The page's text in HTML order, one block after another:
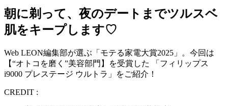
朝に剃って、夜のデートまでツルスベ
肌をキープします♡
Web LEON編集部が選ぶ「モテる家電大賞2025」。今回は
【“オトコを磨く”美容部門】を受賞した 「フィリップス
i9000 プレステージ ウルトラ」をご紹介！
CREDIT :